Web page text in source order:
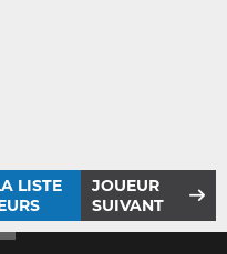
LISTE
JOUEUR
SUIVANT